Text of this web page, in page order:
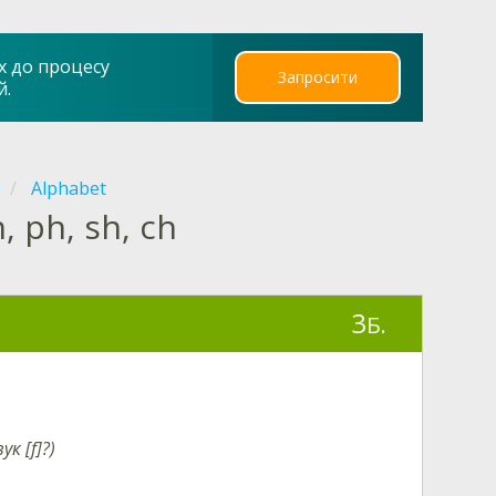
до процесу
Запросити
Alphabet
ph, sh, ch
3Б.
[f]?)